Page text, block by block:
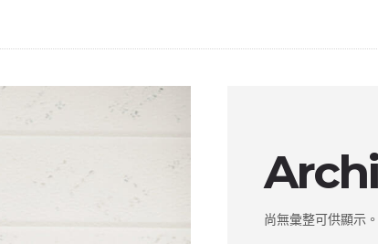
尚無彙整可供顯示。